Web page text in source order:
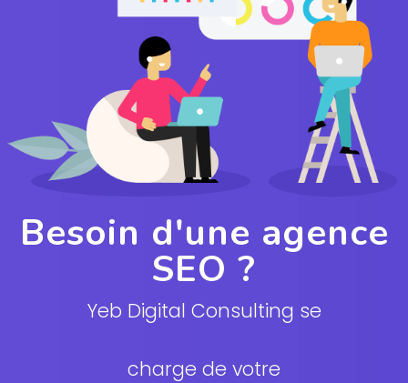
Besoin d'une agence
SEO ?
Yeb Digital Consulting se
charge de votre